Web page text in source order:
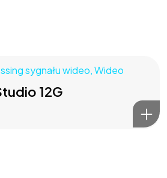
sygnału wideo,Wideo
12G